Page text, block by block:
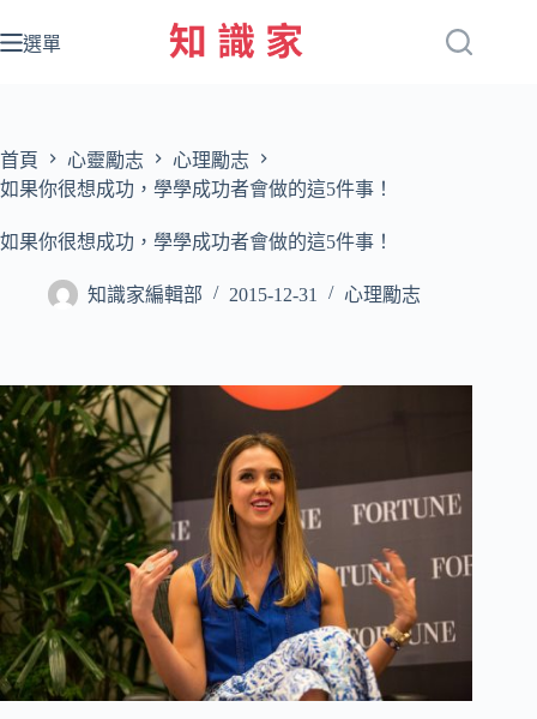
至
容
選單
首頁 心靈勵志
心理勵志
如果你很想成功，學學成功者會做的這5件事！
如果你很想成功，學學成功者會做的這5件事！
知識家編輯部 2015-12-31 心理勵志